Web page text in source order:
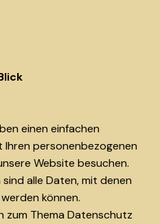
einen einfachen
Ihren personenbezogenen
Website besuchen.
alle Daten, mit denen
können.
zum Thema Datenschutz